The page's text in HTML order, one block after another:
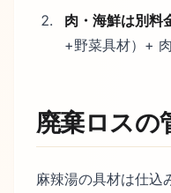
肉・海鮮は別料
+野菜具材）+
廃棄ロスの
麻辣湯の具材は仕込